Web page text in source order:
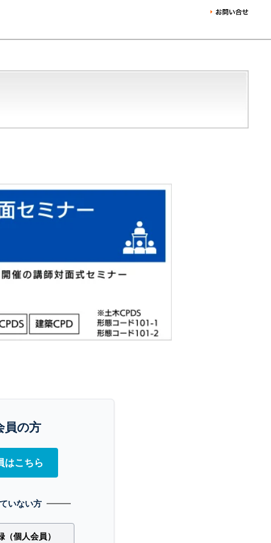
員の方
はこちら
いない方
個人会員）